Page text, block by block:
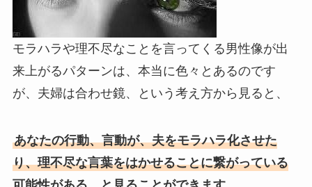
モラハラや理不尽なことを言ってくる男性像が出
来上がるパターンは、本当に色々とあるのです
が、夫婦は合わせ鏡、という考え方から見ると、
あなたの行動、言動が、夫をモラハラ化させた
り、理不尽な言葉をはかせることに繋がっている